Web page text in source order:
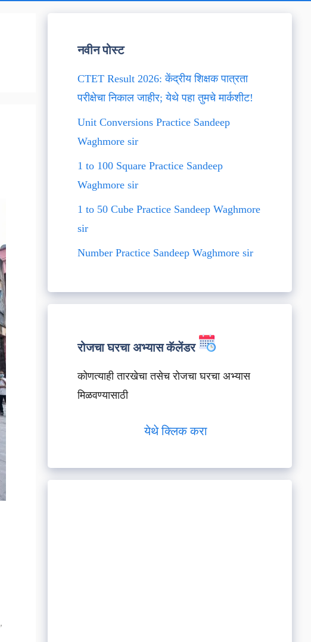
,
नवीन पोस्ट
CTET Result 2026: केंद्रीय शिक्षक पात्रता
परीक्षेचा निकाल जाहीर; येथे पहा तुमचे मार्कशीट!
Unit Conversions Practice Sandeep
Waghmore sir
1 to 100 Square Practice Sandeep
Waghmore sir
1 to 50 Cube Practice Sandeep Waghmore
sir
Number Practice Sandeep Waghmore sir
रोजचा घरचा अभ्यास कॅलेंडर
कोणत्याही तारखेचा तसेच रोजचा घरचा अभ्यास
मिळवण्यासाठी
येथे क्लिक करा